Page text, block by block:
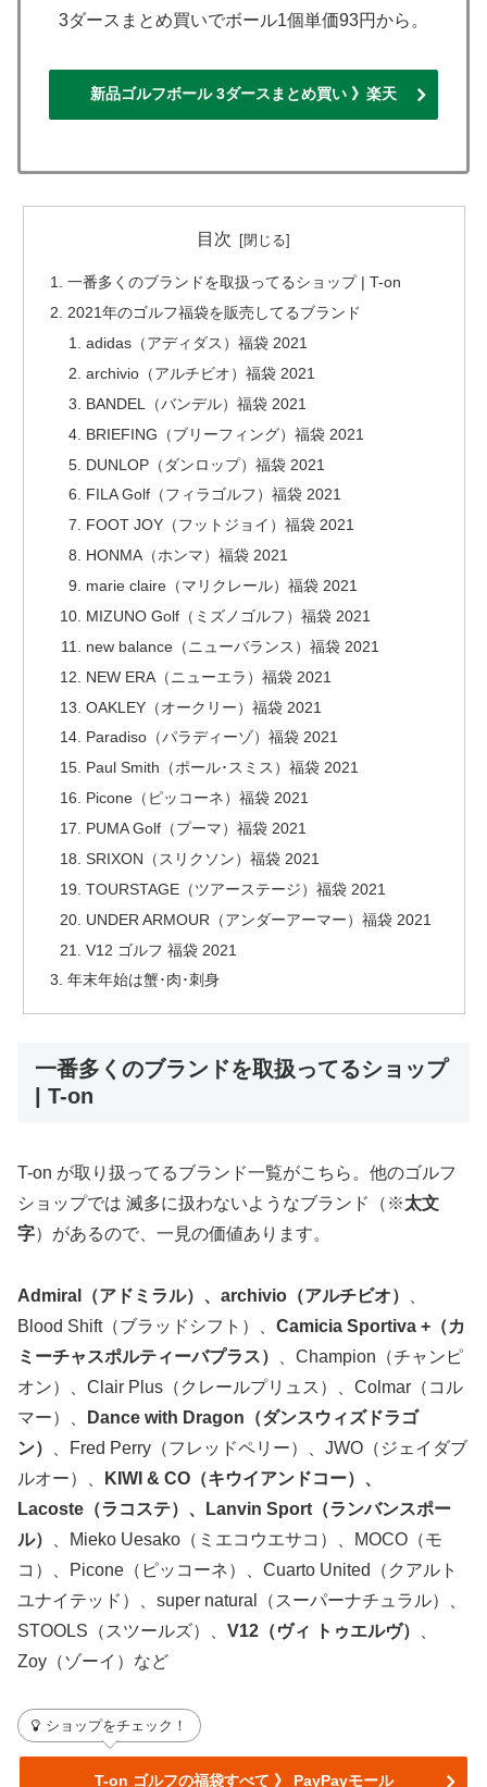
3ダースまとめ買いでボール1個単価93円から。
新品ゴルフボール 3ダースまとめ買い 》楽天
目次
一番多くのブランドを取扱ってるショップ | T-on
2021年のゴルフ福袋を販売してるブランド
adidas（アディダス）福袋 2021
archivio（アルチビオ）福袋 2021
BANDEL（バンデル）福袋 2021
BRIEFING（ブリーフィング）福袋 2021
DUNLOP（ダンロップ）福袋 2021
FILA Golf（フィラゴルフ）福袋 2021
FOOT JOY（フットジョイ）福袋 2021
HONMA（ホンマ）福袋 2021
marie claire（マリクレール）福袋 2021
MIZUNO Golf（ミズノゴルフ）福袋 2021
new balance（ニューバランス）福袋 2021
NEW ERA（ニューエラ）福袋 2021
OAKLEY（オークリー）福袋 2021
Paradiso（パラディーゾ）福袋 2021
Paul Smith（ポール･スミス）福袋 2021
Picone（ピッコーネ）福袋 2021
PUMA Golf（プーマ）福袋 2021
SRIXON（スリクソン）福袋 2021
TOURSTAGE（ツアーステージ）福袋 2021
UNDER ARMOUR（アンダーアーマー）福袋 2021
V12 ゴルフ 福袋 2021
年末年始は蟹･肉･刺身
一番多くのブランドを取扱ってるショップ
| T-on
T-on が取り扱ってるブランド一覧がこちら。他のゴルフ
ショップでは 滅多に扱わないようなブランド（※太文
字）があるので、一見の価値あります。
Admiral（アドミラル）、archivio（アルチビオ）
Blood Shift（ブラッドシフト）、 Camicia Sportiva +（カ
ミーチャスポルティーバプラス）
、Champion（チャンピ
オン）、Clair Plus（クレールプリュス）、Colmar（コル
マー）、
Dance with Dragon（ダンスウィズドラゴ
ン）
、Fred Perry（フレッドペリー）、JWO（ジェイダブ
ルオー）、
KIWI & CO（キウイアンドコー）、
Lacoste（ラコステ）、Lanvin Sport（ランバンスポー
ル）
、Mieko Uesako（ミエコウエサコ）、MOCO（モ
コ）、Picone（ピッコーネ）、Cuarto United（クアルト
ユナイテッド）、super natural（スーパーナチュラル）、
STOOLS（スツールズ）、 V12（ヴィ トゥエルヴ）
Zoy（ゾーイ）など
ショップをチェック！
T-on ゴルフの福袋すべて 》 PayPayモール